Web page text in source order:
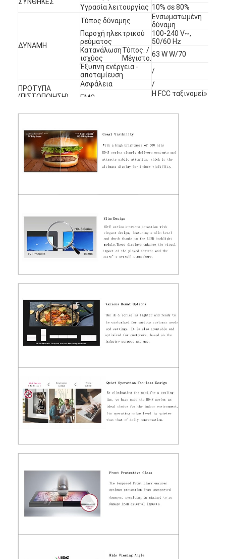
Υγρασία λειτουργίας 10% σε 80%
ΔΥΝΑΜΗ
Τύπος δύναμης
Ενσωματωμένη
δύναμη
Παροχή ηλεκτρικού
ρεύματος
100-240 V~,
50/60 Hz
Κατανάλωση
ισχύος
Τύπος. /
Μέγιστο. 63 W W/70
Έξυπνη ενέργεια -
αποταμίευση
/
ΠΡΟΤΥΠΑ
(ΠΙΣΤΟΠΟΙΗΣΗ)
Ασφάλεια
/
EMC
Η FCC ταξινομεί»
ΕΞΑΡΤΗΜΑΤΑ
Προαιρετικός
στάση
πατωμάτων,
ένωση στεγών
Τηλεχειρισμός
ΕΞΟΥΣΙΟΔΟΤΗΣΗ ΕΞΟΥΣΙΟΔΟΤΗΣΗ
ελεύθερα
ανταλλακτικά,
τεχνική
υποστήριξη